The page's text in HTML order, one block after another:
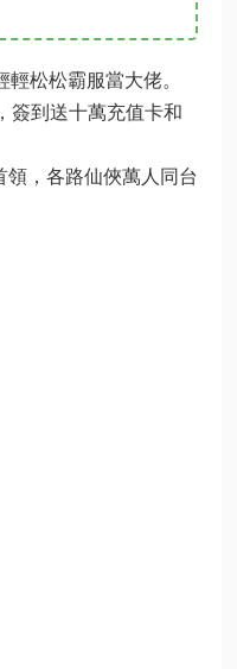
松松霸服當大佬。
簽到送十萬充值卡和
，各路仙俠萬人同台